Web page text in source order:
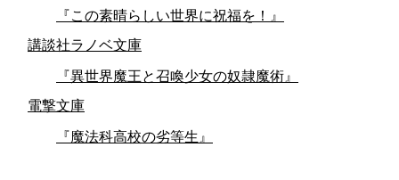
『この素晴らしい世界に祝福を！』
講談社ラノベ文庫
『異世界魔王と召喚少女の奴隷魔術』
電撃文庫
『魔法科高校の劣等生』